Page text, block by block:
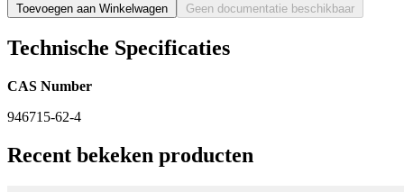
Toevoegen aan Winkelwagen Geen documentatie beschikbaar
Technische Specificaties
CAS Number
946715-62-4
Recent bekeken producten